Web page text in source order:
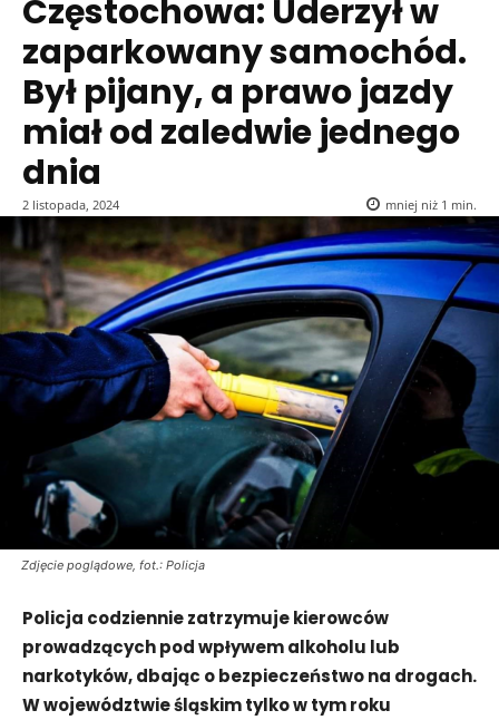
Częstochowa: Uderzył w
zaparkowany samochód.
Był pijany, a prawo jazdy
miał od zaledwie jednego
dnia
2 listopada, 2024 mniej niż 1 min.
Zdjęcie poglądowe, fot.: Policja
Policja codziennie zatrzymuje kierowców
prowadzących pod wpływem alkoholu lub
narkotyków, dbając o bezpieczeństwo na drogach.
W województwie śląskim tylko w tym roku